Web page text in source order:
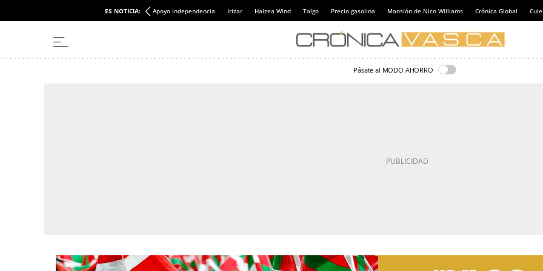
ES NOTICIA: Apoyo independencia Irizar Haizea Wind Talgo Precio gasolina Mansión de Nico Williams Crónica Global
Pásate al MODO AHORRO